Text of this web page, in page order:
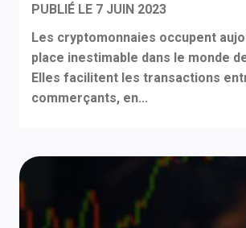
PUBLIÉ LE 7 JUIN 2023
Les cryptomonnaies occupent
place inestimable dans le monde
Elles facilitent les transactions
commerçants, en...